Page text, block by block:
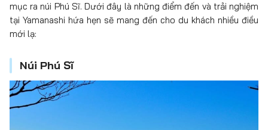
mục ra núi Phú Sĩ. Dưới đây là những điểm đến và trải nghiệm
tại Yamanashi hứa hẹn sẽ mang đến cho du khách nhiều điều
mới lạ:
Núi Phú Sĩ